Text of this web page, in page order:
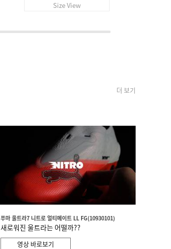
Size View
더 보기
푸마 울트라7 니트로 얼티메이트 LL FG(10930101)
새로워진 울트라는 어떨까??
영상 바로보기